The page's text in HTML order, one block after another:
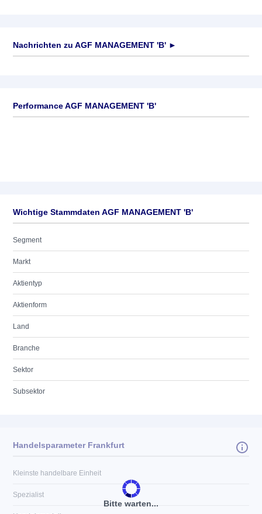
Nachrichten zu AGF MANAGEMENT 'B' ►
Performance AGF MANAGEMENT 'B'
Wichtige Stammdaten AGF MANAGEMENT 'B'
Segment
Markt
Aktientyp
Aktienform
Land
Branche
Sektor
Subsektor
Bitte warten...
Handelsparameter Frankfurt
Kleinste handelbare Einheit
Spezialist